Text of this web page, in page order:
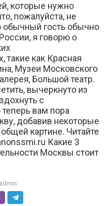
которые нужно
пожалуйста, не
обычный гость обычно
я говорю о
такие как Красная
Музеи Московского
Большой театр.
вычеркнуто из
с
вам пора
добавив некоторые
картине. Читайте
Какие 3
Москвы стоит
admin